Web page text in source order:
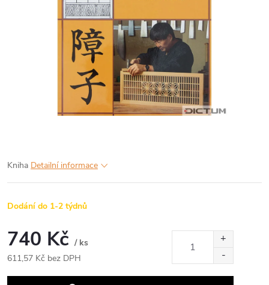
Kniha Detailní informace
Dodání do 1-2 týdnů
740 Kč / ks
611,57 Kč bez DPH